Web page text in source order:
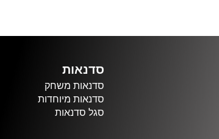
סדנאות
סדנאות משחק
סדנאות מיוחדות
סגל סדנאות